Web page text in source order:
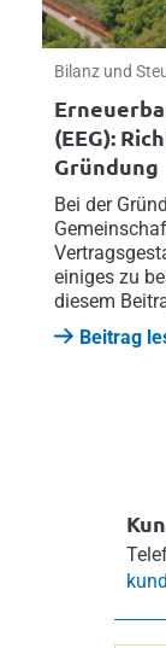
Bilanz und
(EEG):
Gründung
Bei der
einiges zu
diesem
Beitrag